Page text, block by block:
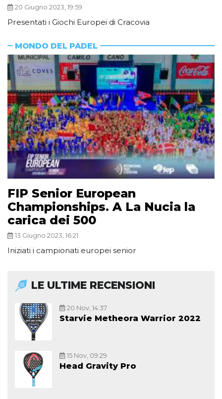
20 Giugno 2023, 19:59
Presentati i Giochi Europei di Cracovia
MONDO DEL PADEL
FIP Senior European
Championships. A La Nucia la
carica dei 500
13 Giugno 2023, 16:21
Iniziati i campionati europei senior
LE ULTIME RECENSIONI
20 Nov, 14:37
Starvie Metheora Warrior 2022
15 Nov, 09:29
Head Gravity Pro